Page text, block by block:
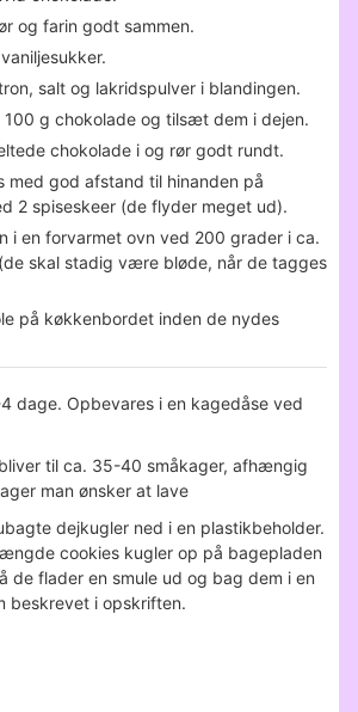
og farin godt sammen.
salt og lakridspulver i blandingen.
100 g chokolade og tilsæt dem i dejen.
chokolade i og rør godt rundt.
med god afstand til hinanden på
2 spiseskeer (de flyder meget ud).
i en forvarmet ovn ved 200 grader i ca.
skal stadig være bløde, når de tagges
på køkkenbordet inden de nydes
dage. Opbevares i en kagedåse ved
til ca. 35-40 småkager, afhængig
man ønsker at lave
dejkugler ned i en plastikbeholder.
cookies kugler op på bagepladen
de flader en smule ud og bag dem i en
beskrevet i opskriften.